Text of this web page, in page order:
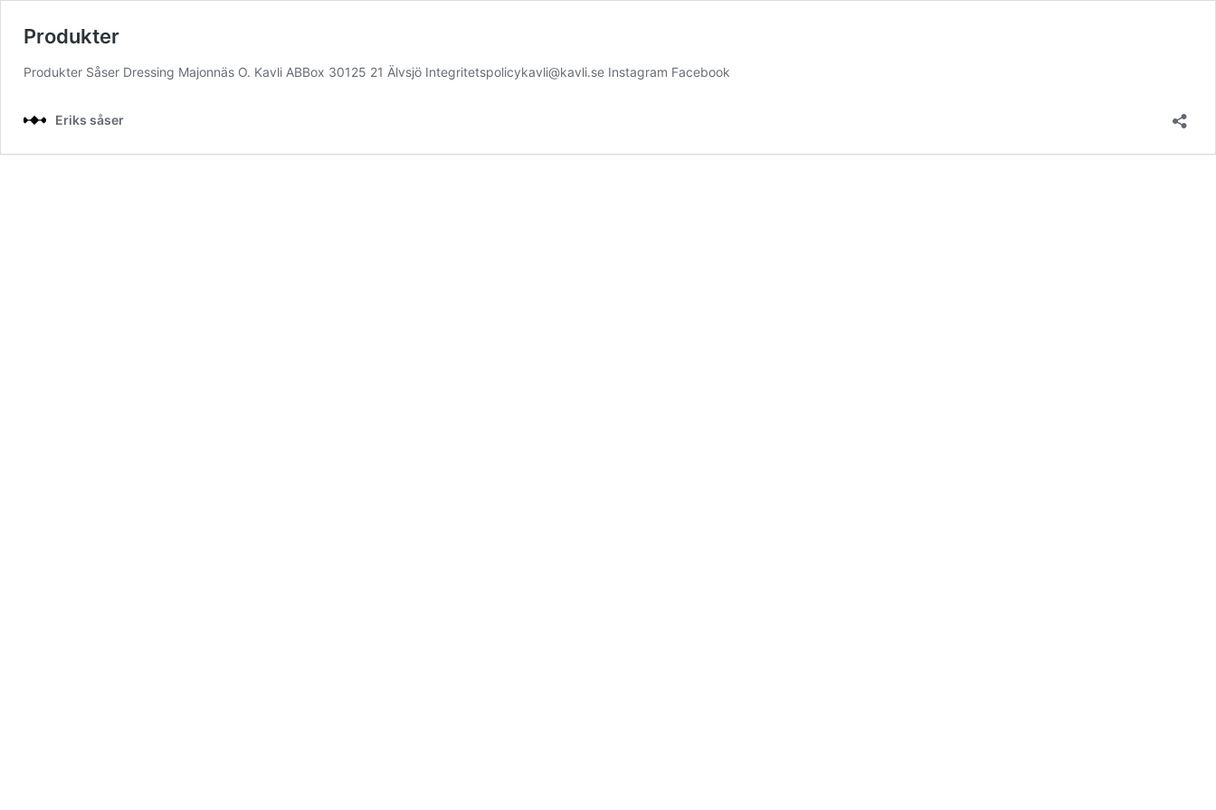
Produkter
Produkter Såser Dressing Majonnäs O. Kavli ABBox 30125 21 Älvsjö Integritetspolicykavli@kavli.se Instagram Facebook
Eriks såser